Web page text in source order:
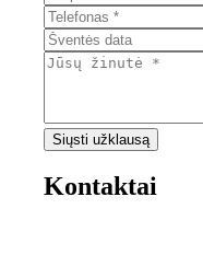
Siųsti užklausą
Kontaktai